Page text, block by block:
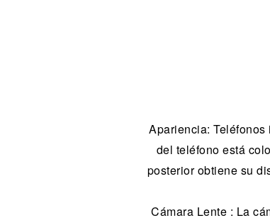
Apariencia:
del teléfono está
posterior obtiene su
Cámara Lente : La